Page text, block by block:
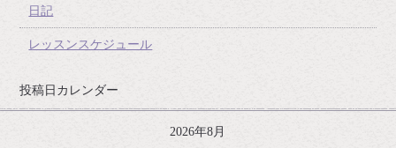
日記
レッスンスケジュール
投稿日カレンダー
2026年8月